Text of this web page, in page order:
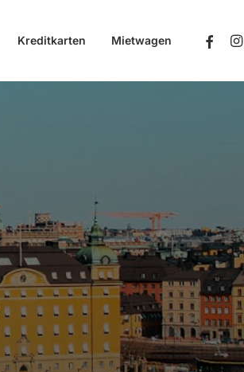
Kreditkarten Mietwagen